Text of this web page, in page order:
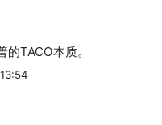
的TACO本质。